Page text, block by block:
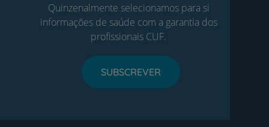
Quinzenalmente selecionamos para si
informações de saúde com a garantia dos
profissionais CUF.
SUBSCREVER